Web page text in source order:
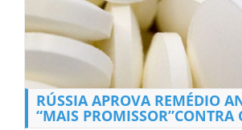
RÚSSIA APROVA REMÉDIO
“MAIS PROMISSOR”CONTRA